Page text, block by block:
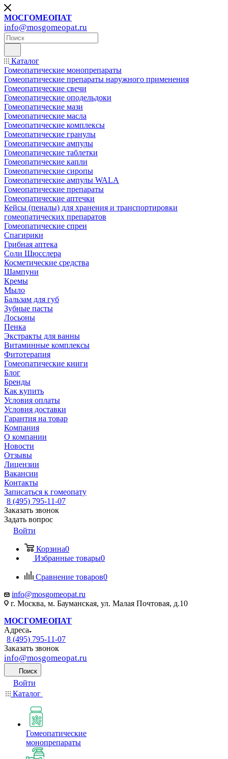
МОСГОМЕОПАТ
info@mosgomeopat.ru
Каталог
Гомеопатические монопрепараты
Гомеопатические препараты наружного применения
Гомеопатические свечи
Гомеопатические оподельдоки
Гомеопатические мази
Гомеопатические масла
Гомеопатические комплексы
Гомеопатические гранулы
Гомеопатические ампулы
Гомеопатические таблетки
Гомеопатические капли
Гомеопатические сиропы
Гомеопатические ампулы WALA
Гомеопатические препараты
Гомеопатические аптечки
Кейсы (пеналы) для хранения и транспортировки
гомеопатических препаратов
Гомеопатические спреи
Спагирики
Грибная аптека
Соли Шюсслера
Косметические средства
Шампуни
Кремы
Мыло
Бальзам для губ
Зубные пасты
Лосьоны
Пенка
Экстракты для ванны
Витаминные комплексы
Фитотерапия
Гомеопатические книги
Блог
Бренды
Как купить
Условия оплаты
Условия доставки
Гарантия на товар
Компания
О компании
Новости
Отзывы
Лицензии
Вакансии
Контакты
Записаться к гомеопату
8 (495) 795-11-07
Заказать звонок
Задать вопрос
Войти
Корзина0
Избранные товары0
Сравнение товаров0
info@mosgomeopat.ru
г. Москва, м. Бауманская, ул. Малая Почтовая, д.10
МОСГОМЕОПАТ
Адреса
8 (495) 795-11-07
Заказать звонок
info@mosgomeopat.ru
Поиск
Войти
Каталог
Гомеопатические
монопрепараты